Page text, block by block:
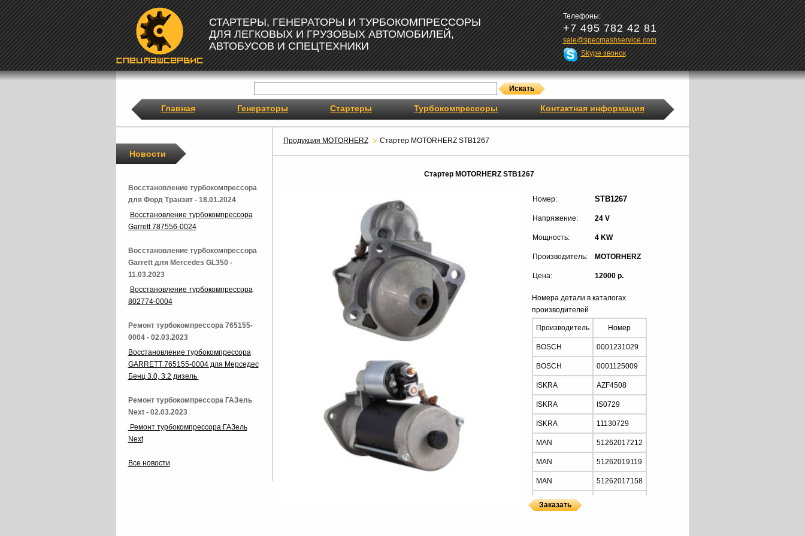
СТАРТЕРЫ, ГЕНЕРАТОРЫ И ТУРБОКОМПРЕССОРЫ
ДЛЯ ЛЕГКОВЫХ И ГРУЗОВЫХ АВТОМОБИЛЕЙ,
АВТОБУСОВ И СПЕЦТЕХНИКИ
Телефоны:
+7 495 782 42 81
sale@specmashservice.com
Skype звонок
Главная Генераторы Стартеры Турбокомпрессоры Контактная информация
Продукция MOTORHERZ Стартер MOTORHERZ STB1267
Стартер MOTORHERZ STB1267
Номер: STB1267
Напряжение: 24 V
Мощность: 4 KW
Производитель: MOTORHERZ
Цена: 12000 р.
Номера детали в каталогах
производителей
Производитель Номер
BOSCH 0001231029
BOSCH 0001125009
ISKRA AZF4508
ISKRA IS0729
ISKRA 11130729
MAN 51262017212
MAN 51262019119
MAN 51262017158
MOTORHERZ
Новости
Восстановление турбокомпрессора
для Форд Транзит - 18.01.2024
Восстановление турбокомпрессора
Garrett 787556-0024
Восстановление турбокомпрессора
Garrett для Mercedes GL350 -
11.03.2023
Восстановление турбокомпрессора
802774-0004
Ремонт турбокомпрессора 765155-
0004 - 02.03.2023
Восстановление турбокомпрессора
GARRETT 765155-0004 для Мерседес
Бенц 3.0, 3.2 дизель
Ремонт турбокомпрессора ГАЗель
Next - 02.03.2023
Ремонт турбокомпрессора ГАЗель
Next
Все новости